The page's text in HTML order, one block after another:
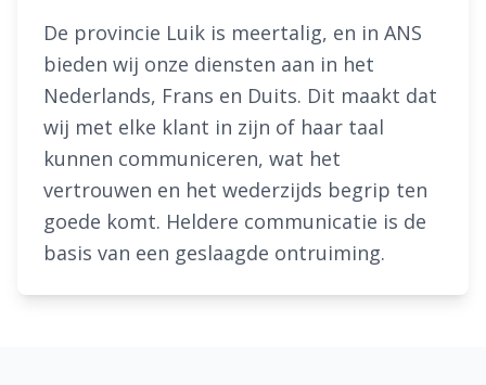
De provincie Luik is meertalig, en in ANS
bieden wij onze diensten aan in het
Nederlands, Frans en Duits. Dit maakt dat
wij met elke klant in zijn of haar taal
kunnen communiceren, wat het
vertrouwen en het wederzijds begrip ten
goede komt. Heldere communicatie is de
basis van een geslaagde ontruiming.